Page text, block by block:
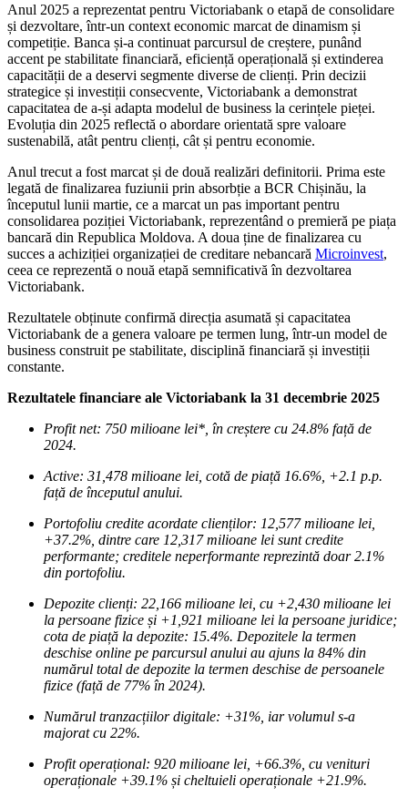
Anul 2025 a reprezentat pentru Victoriabank o etapă de consolidare
și dezvoltare, într-un context economic marcat de dinamism și
competiție. Banca și-a continuat parcursul de creștere, punând
accent pe stabilitate financiară, eficiență operațională și extinderea
capacității de a deservi segmente diverse de clienți. Prin decizii
strategice și investiții consecvente, Victoriabank a demonstrat
capacitatea de a-și adapta modelul de business la cerințele pieței.
Evoluția din 2025 reflectă o abordare orientată spre valoare
sustenabilă, atât pentru clienți, cât și pentru economie.
Anul trecut a fost marcat și de două realizări definitorii. Prima este
legată de finalizarea fuziunii prin absorbție a BCR Chișinău, la
începutul lunii martie, ce a marcat un pas important pentru
consolidarea poziției Victoriabank, reprezentând o premieră pe piața
bancară din Republica Moldova. A doua ține de finalizarea cu
succes a achiziției organizației de creditare nebancară Microinvest,
ceea ce reprezentă o nouă etapă semnificativă în dezvoltarea
Victoriabank.
Rezultatele obținute confirmă direcția asumată și capacitatea
Victoriabank de a genera valoare pe termen lung, într-un model de
business construit pe stabilitate, disciplină financiară și investiții
constante.
Rezultatele financiare ale Victoriabank la 31 decembrie 2025
Profit net: 750 milioane lei*, în creștere cu 24.8% față de
2024.
Active: 31,478 milioane lei, cotă de piață 16.6%, +2.1 p.p.
față de începutul anului.
Portofoliu credite acordate clienților: 12,577 milioane lei,
+37.2%, dintre care 12,317 milioane lei sunt credite
performante; creditele neperformante reprezintă doar 2.1%
din portofoliu.
Depozite clienți: 22,166 milioane lei, cu +2,430 milioane lei
la persoane fizice și +1,921 milioane lei la persoane juridice;
cota de piață la depozite: 15.4%. Depozitele la termen
deschise online pe parcursul anului au ajuns la 84% din
numărul total de depozite la termen deschise de persoanele
fizice (față de 77% în 2024).
Numărul tranzacțiilor digitale: +31%, iar volumul s-a
majorat cu 22%.
Profit operațional: 920 milioane lei, +66.3%, cu venituri
operaționale +39.1% și cheltuieli operaționale +21.9%.